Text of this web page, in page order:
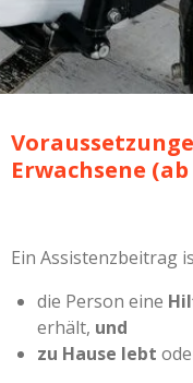
Erwachsene
Ein Assistenzbeitrag
die Person eine
erhält, und
zu Hause lebt